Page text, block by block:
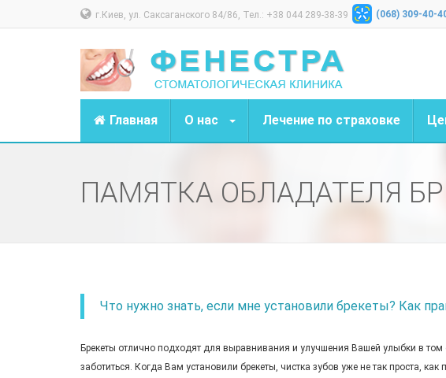
г.Киев, ул. Саксаганского 84/86, Тел.: +38 044 289-38-39 (068) 309-40-
Главная О нас Лечение по страховке
ПАМЯТКА ОБЛАДАТЕЛЯ
Что нужно знать, если мне установили брекеты? Как
Брекеты отлично подходят для выравнивания и улучшения Вашей улыбки в том
заботиться. Когда Вам установили брекеты, чистка зубов уже не так проста,